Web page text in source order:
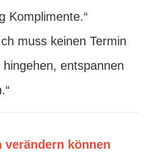
Komplimente.“
muss keinen Termin
entspannen
verändern können